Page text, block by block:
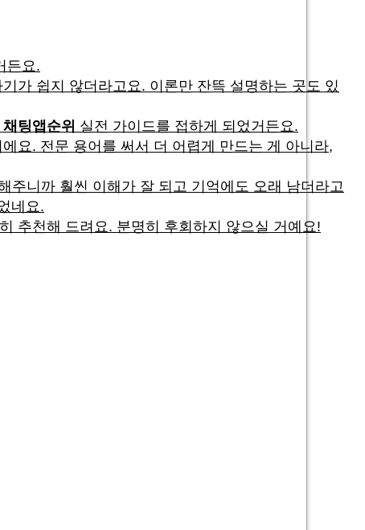
든요.
가 쉽지 않더라고요. 이론만 잔뜩 설명하는 곳도 있
채팅앱순위 실전 가이드를 접하게 되었거든요.
요. 전문 용어를 써서 더 어렵게 만드는 게 아니라,
주니까 훨씬 이해가 잘 되고 기억에도 오래 남더라고
네요.
추천해 드려요. 분명히 후회하지 않으실 거예요!